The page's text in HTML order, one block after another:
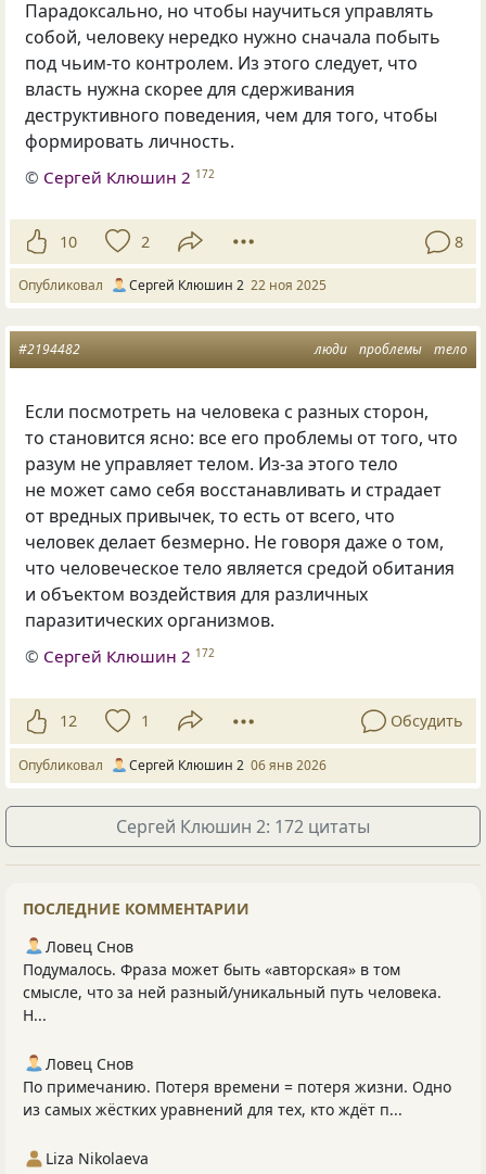
Парадоксально, но чтобы научиться управлять
собой, человеку нередко нужно сначала побыть
под чьим-то контролем. Из этого следует, что
власть нужна скорее для сдерживания
деструктивного поведения, чем для того, чтобы
формировать личность.
© Сергей Клюшин 2 172
10 2 8
Опубликовал Сергей Клюшин 2 22 ноя 2025
люди проблемы тело
#2194482
Если посмотреть на человека с разных сторон,
то становится ясно: все его проблемы от того, что
разум не управляет телом. Из-за этого тело
не может само себя восстанавливать и страдает
от вредных привычек, то есть от всего, что
человек делает безмерно. Не говоря даже о том,
что человеческое тело является средой обитания
и объектом воздействия для различных
паразитических организмов.
© Сергей Клюшин 2 172
12 1 Обсудить
Опубликовал Сергей Клюшин 2 06 янв 2026
Сергей Клюшин 2: 172 цитаты
ПОСЛЕДНИЕ КОММЕНТАРИИ
Ловец Снов
Подумалось. Фраза может быть «авторская» в том
смысле, что за ней разный/уникальный путь человека.
Н...
Ловец Снов
По примечанию. Потеря времени = потеря жизни. Одно
из самых жёстких уравнений для тех, кто ждёт п...
Liza Nikolaeva